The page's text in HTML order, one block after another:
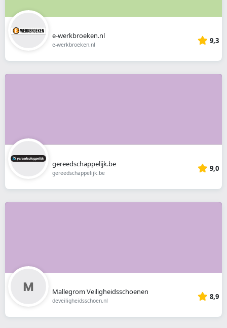
e-werkbroeken.nl
e-werkbroeken.nl 9,3
gereedschappelijk.be
gereedschappelijk.be 9,0
Mallegrom Veiligheidsschoenen
deveiligheidsschoen.nl 8,9